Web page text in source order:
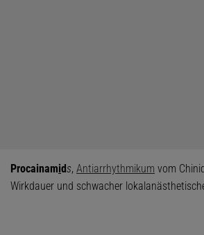
Procainamids, Antiarrhythmikum vom
Wirkdauer und schwacher